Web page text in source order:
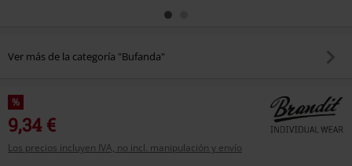
Ver más de la categoría "Bufanda"
%
9,34 €
Los precios incluyen IVA, no incl. manipulación y envío